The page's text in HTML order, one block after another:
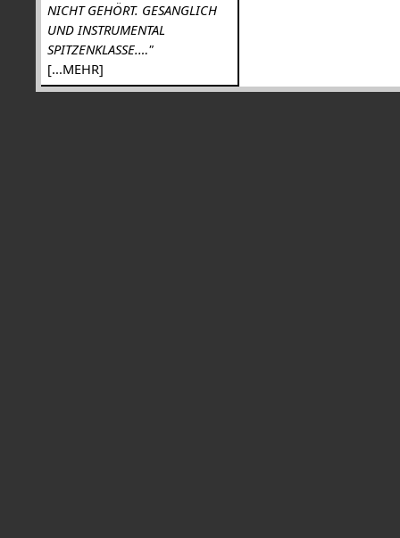
NICHT GEHÖRT. GESANGLICH
UND INSTRUMENTAL
SPITZENKLASSE.…"
[...MEHR]